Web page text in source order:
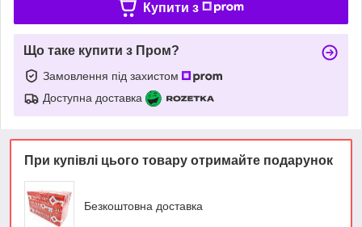
Купити з
Що таке купити з Пром?
Замовлення під захистом
Доступна доставка
При купівлі цього товару отримайте подарунок
Безкоштовна доставка